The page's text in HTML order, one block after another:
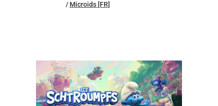
/ Microids [FR]